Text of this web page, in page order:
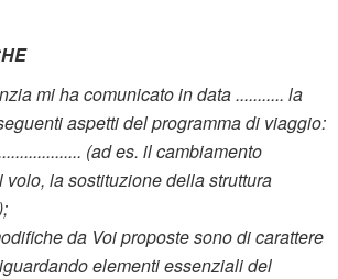
mi ha comunicato in data ........... la
aspetti del programma di viaggio:
(ad es. il cambiamento
volo, la sostituzione della struttura
da Voi proposte sono di carattere
elementi essenziali del